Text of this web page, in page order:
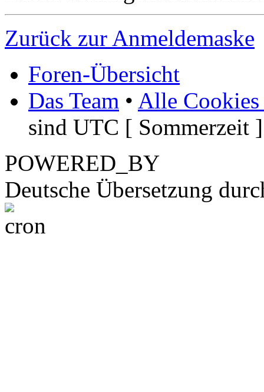
Zurück zur Anmeldemaske
Foren-Übersicht
Das Team • Alle Cookies
sind UTC [ Sommerzeit ]
POWERED_BY
Deutsche Übersetzung